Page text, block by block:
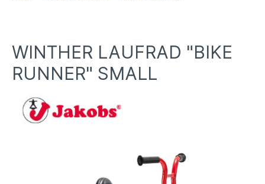
WINTHER LAUFRAD "BIKE
RUNNER" SMALL